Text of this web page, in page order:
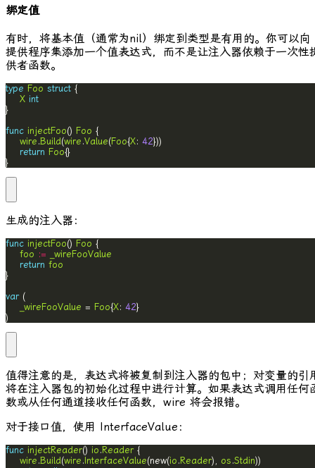
绑定值
有时，将基本值（通常为nil）绑定到类型是有用的。你可以向
提供程序集添加一个值表达式，而不是让注入器依赖于一次性
供者函数。
type Foo struct
X int
func injectFoo() Foo
wire .Build(wire .Value(Foo{X: 42
return Foo
}
生成的注入器：
func injectFoo() Foo
foo :=
_wireFooValue
return foo
var
_wireFooValue = Foo{X: 42
)
值得注意的是，表达式将被复制到注入器的包中；对变量的引
将在注入器包的初始化过程中进行计算。如果表达式调用任何
数或从任何通道接收任何函数， wire 将会报错。
对于接口值，使用 InterfaceValue ：
func injectReader() io .Reader
wire .Build(wire . InterfaceValue(new(io .Reader), os .Stdin